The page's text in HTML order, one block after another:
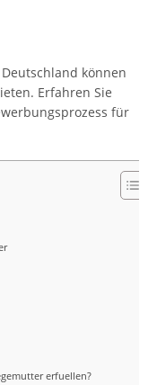
können
Erfahren Sie
für
erfuellen?